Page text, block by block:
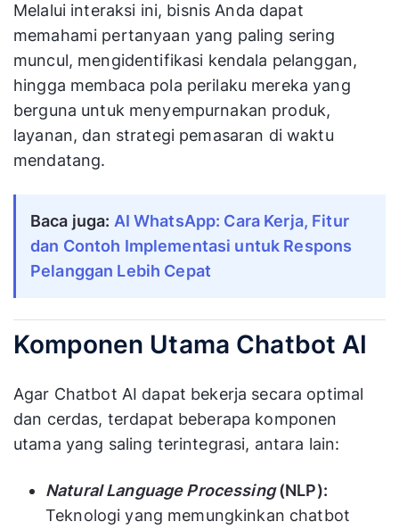
Melalui interaksi ini, bisnis Anda dapat
memahami pertanyaan yang paling sering
muncul, mengidentifikasi kendala pelanggan,
hingga membaca pola perilaku mereka yang
berguna untuk menyempurnakan produk,
layanan, dan strategi pemasaran di waktu
mendatang.
Baca juga: AI WhatsApp: Cara Kerja, Fitur
dan Contoh Implementasi untuk Respons
Pelanggan Lebih Cepat
Komponen Utama Chatbot AI
Agar Chatbot AI dapat bekerja secara optimal
dan cerdas, terdapat beberapa komponen
utama yang saling terintegrasi, antara lain:
Natural Language Processing(NLP):
Teknologi yang memungkinkan chatbot